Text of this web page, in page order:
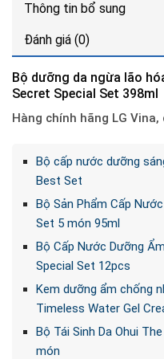
Thông tin bổ sung
Đánh giá (0)
Bộ dưỡng da ngừa lão
Secret Special Set 398ml
Hàng chính hãng LG
Bộ cấp nước dưỡng
Best Set
Bộ Sản Phẩm Cấp
Set 5 món 95ml
Bộ Cấp Nước Dưỡng
Special Set 12pcs
Kem dưỡng ẩm chống
Timeless Water Gel
Bộ Tái Sinh Da Ohui
món